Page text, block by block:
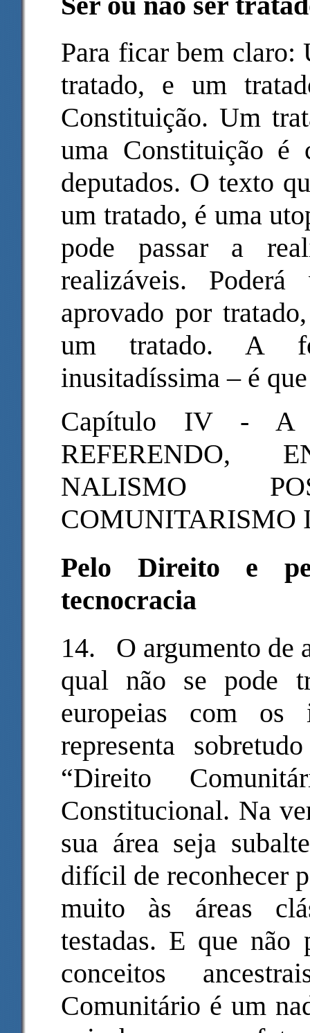
Para ficar bem claro:
tratado, e um
Constituição. Um
uma Constituição é
deputados. O texto
um tratado, é uma
pode passar a
realizáveis.
aprovado por
um tratado. A
inusitadíssima – é
Capítulo IV - A
REFERENDO,
NALISMO
COMUNITARISMO
Pelo Direito e
tecnocracia
14. O argumento de
qual não se pode
europeias com os
representa
“Direito
Constitucional. Na
sua área seja
difícil de reconhecer
muito às áreas
testadas. E que não
conceitos
Comunitário é um